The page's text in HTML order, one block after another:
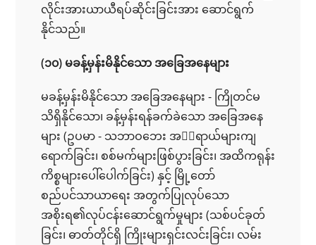
လိုင်းအားယာယီရပ်ဆိုင်းခြင်းအား ဆောင်ရွက်
နိုင်သည်။
(၁၀) မခန့်မှန်းမိနိုင်သော အခြေအနေများ
မခန့်မှန်းမိနိုင်သော အခြေအနေများ - ကြိုတင်မ
သိရှိနိုင်သော၊ ခန့်မှန်းရန်ခက်ခဲသော အခြေအနေ
များ (ဥပမာ - သဘာဝဘေး အရာယ်များကျ
ရောက်ခြင်း၊ စစ်မက်များဖြစ်ပွားခြင်း၊ အထိကရုန်း
ကိစ္စများပေါ်ပေါက်ခြင်း) နှင့် မြို့တော်
စည်ပင်သာယာရေး အတွက်ပြုလုပ်သော
အစိုးရ၏လုပ်ငန်းဆောင်ရွက်မှုများ (သစ်ပင်ခုတ်
ခြင်း၊ ဓာတ်တိုင်ရှိ ကြိုးများရှင်းလင်းခြင်း၊ လမ်း